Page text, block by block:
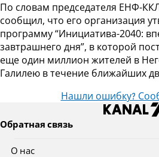
По словам председателя ЕНФ-
сообщил, что его организация
программу “Инициатива-2040:
завтрашнего дня”, в которой
еще один миллион жителей в
Галилею в течение ближайших
Нашли ошибку?
Обратная связь
О нас